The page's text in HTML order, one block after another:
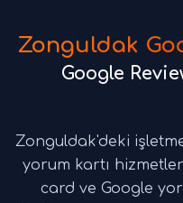
Zonguldak
Google
Zonguldak'deki
yorum kartı
card ve Google